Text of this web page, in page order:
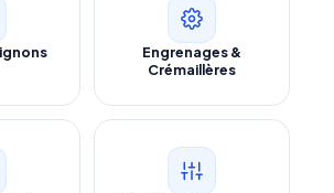
Engrenages &
Crémaillères
sont protégées et ne seront jamais